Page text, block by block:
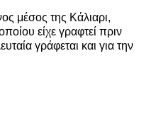
μέσος της Κάλιαρι,
είχε γραφτεί πριν
γράφεται και για την